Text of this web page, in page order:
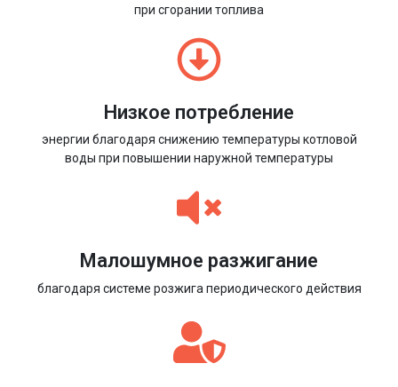
при сгорании топлива
Низкое потребление
энергии благодаря снижению температуры котловой
воды при повышении наружной температуры
Малошумное разжигание
благодаря системе розжига периодического действия